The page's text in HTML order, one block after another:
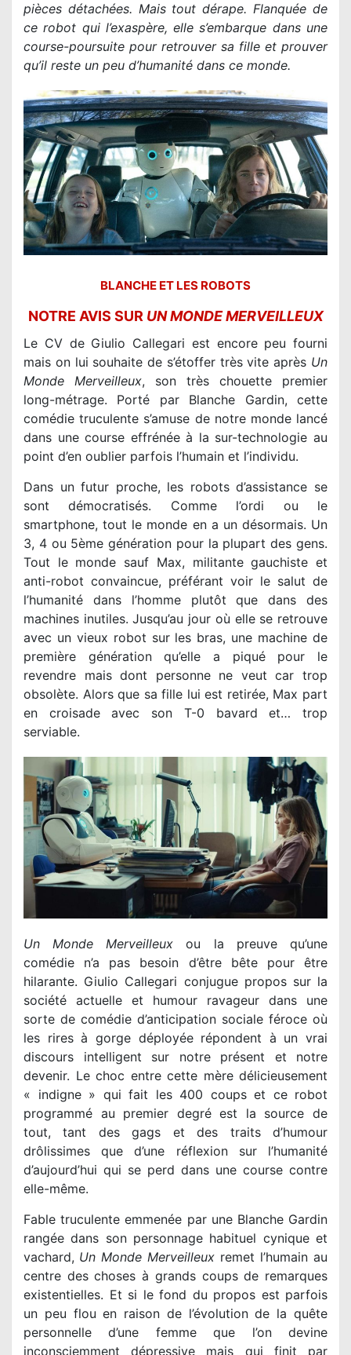
pièces détachées. Mais tout dérape. Flanquée de
ce robot qui l’exaspère, elle s’embarque dans une
course-poursuite pour retrouver sa fille et prouver
qu’il reste un peu d’humanité dans ce monde.
BLANCHE ET LES ROBOTS
NOTRE AVIS SUR UN MONDE MERVEILLEUX
Le CV de Giulio Callegari est encore peu fourni
mais on lui souhaite de s’étoffer très vite après Un
Monde Merveilleux, son très chouette premier
long-métrage. Porté par Blanche Gardin, cette
comédie truculente s’amuse de notre monde lancé
dans une course effrénée à la sur-technologie au
point d’en oublier parfois l’humain et l’individu.
Dans un futur proche, les robots d’assistance se
sont démocratisés. Comme l’ordi ou le
smartphone, tout le monde en a un désormais. Un
3, 4 ou 5ème génération pour la plupart des gens.
Tout le monde sauf Max, militante gauchiste et
anti-robot convaincue, préférant voir le salut de
l’humanité dans l’homme plutôt que dans des
machines inutiles. Jusqu’au jour où elle se retrouve
avec un vieux robot sur les bras, une machine de
première génération qu’elle a piqué pour le
revendre mais dont personne ne veut car trop
obsolète. Alors que sa fille lui est retirée, Max part
en croisade avec son T-0 bavard et… trop
serviable.
Un Monde Merveilleux ou la preuve qu’une
comédie n’a pas besoin d’être bête pour être
hilarante. Giulio Callegari conjugue propos sur la
société actuelle et humour ravageur dans une
sorte de comédie d’anticipation sociale féroce où
les rires à gorge déployée répondent à un vrai
discours intelligent sur notre présent et notre
devenir. Le choc entre cette mère délicieusement
« indigne » qui fait les 400 coups et ce robot
programmé au premier degré est la source de
tout, tant des gags et des traits d’humour
drôlissimes que d’une réflexion sur l’humanité
d’aujourd’hui qui se perd dans une course contre
elle-même.
Fable truculente emmenée par une Blanche Gardin
rangée dans son personnage habituel cynique et
vachard, Un Monde Merveilleux remet l’humain au
centre des choses à grands coups de remarques
existentielles. Et si le fond du propos est parfois
un peu flou en raison de l’évolution de la quête
personnelle d’une femme que l’on devine
inconsciemment dépressive mais qui finit par